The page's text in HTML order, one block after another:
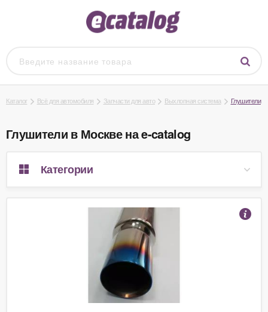
Каталог Всё для автомобиля Запчасти для авто Выхлопная система Глушители
Глушители в Москве на e-catalog
Категории